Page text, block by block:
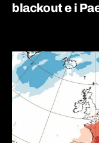
blackout e i